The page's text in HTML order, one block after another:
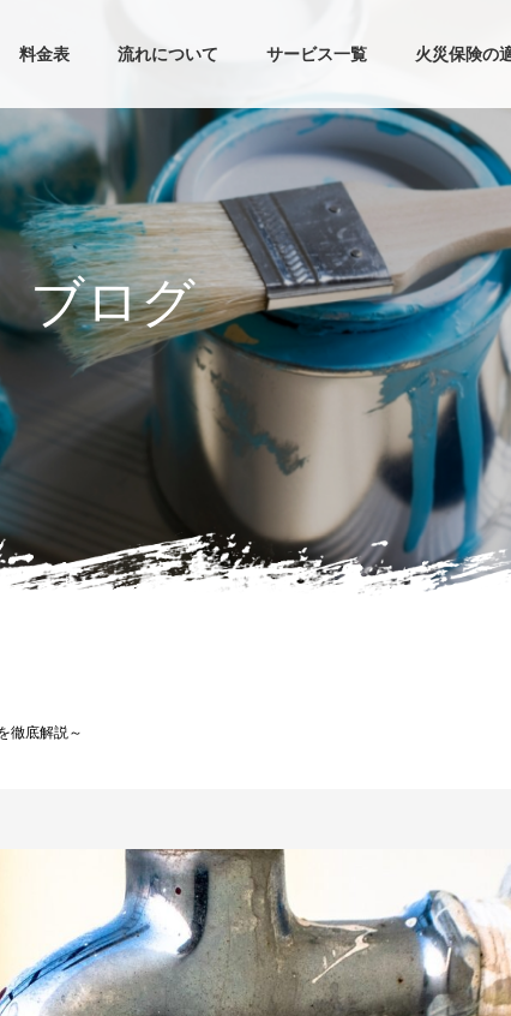
料金表 流れについて サービス一覧 火災保険の
ブログ
徹底解説～